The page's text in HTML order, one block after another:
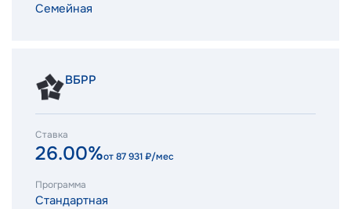
Семейная
ВБРР
Ставка
26.00%от87 931₽/мес
Программа
Стандартная